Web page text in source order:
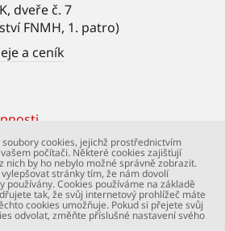
dveře č. 7
FNMH, 1. patro)
a ceník
– 2. lékařská fakulta. Všechna
2. LF a Shutterstock.com.
cookies, jejichž prostřednictvím
počítači. Některé cookies zajišťují
nich by ho nebylo možné správně zobrazit.
stránky tím, že nám dovolí
používány. Cookies používáme na základě
tak, že svůj internetový prohlížeč máte
cookies umožňuje. Pokud si přejete svůj
odvolat, změňte příslušné nastavení svého